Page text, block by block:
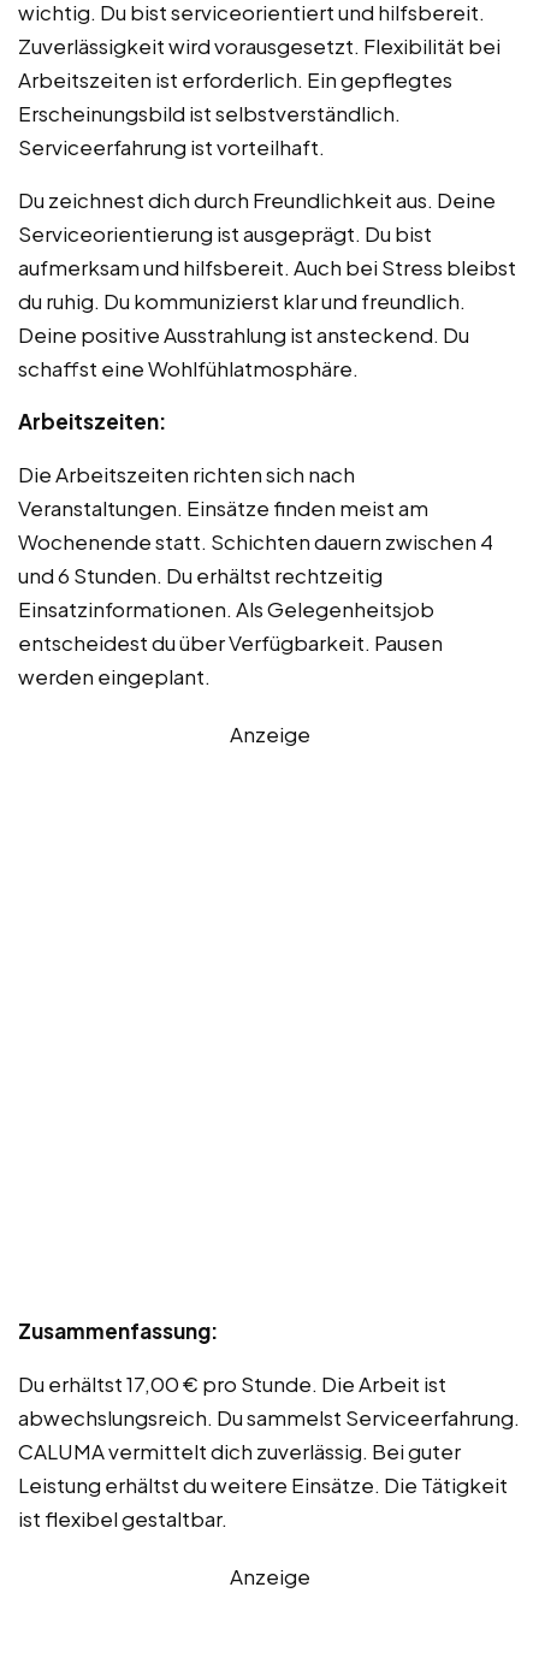
wichtig. Du bist serviceorientiert und hilfsbereit.
Zuverlässigkeit wird vorausgesetzt. Flexibilität bei
Arbeitszeiten ist erforderlich. Ein gepflegtes
Erscheinungsbild ist selbstverständlich.
Serviceerfahrung ist vorteilhaft.
Du zeichnest dich durch Freundlichkeit aus. Deine
Serviceorientierung ist ausgeprägt. Du bist
aufmerksam und hilfsbereit. Auch bei Stress bleibst
du ruhig. Du kommunizierst klar und freundlich.
Deine positive Ausstrahlung ist ansteckend. Du
schaffst eine Wohlfühlatmosphäre.
Arbeitszeiten:
Die Arbeitszeiten richten sich nach
Veranstaltungen. Einsätze finden meist am
Wochenende statt. Schichten dauern zwischen 4
und 6 Stunden. Du erhältst rechtzeitig
Einsatzinformationen. Als Gelegenheitsjob
entscheidest du über Verfügbarkeit. Pausen
werden eingeplant.
Anzeige
Zusammenfassung:
Du erhältst 17,00 € pro Stunde. Die Arbeit ist
abwechslungsreich. Du sammelst Serviceerfahrung.
CALUMA vermittelt dich zuverlässig. Bei guter
Leistung erhältst du weitere Einsätze. Die Tätigkeit
ist flexibel gestaltbar.
Anzeige